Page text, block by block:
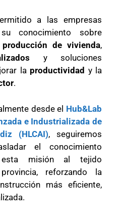
a las empresas
conocimiento sobre
producción de vivienda,
y soluciones
la productividad y la
.
desde el Hub&Lab
e Industrializada de
(HLCAI), seguiremos
el conocimiento
esta misión al tejido
reforzando la
más eficiente,